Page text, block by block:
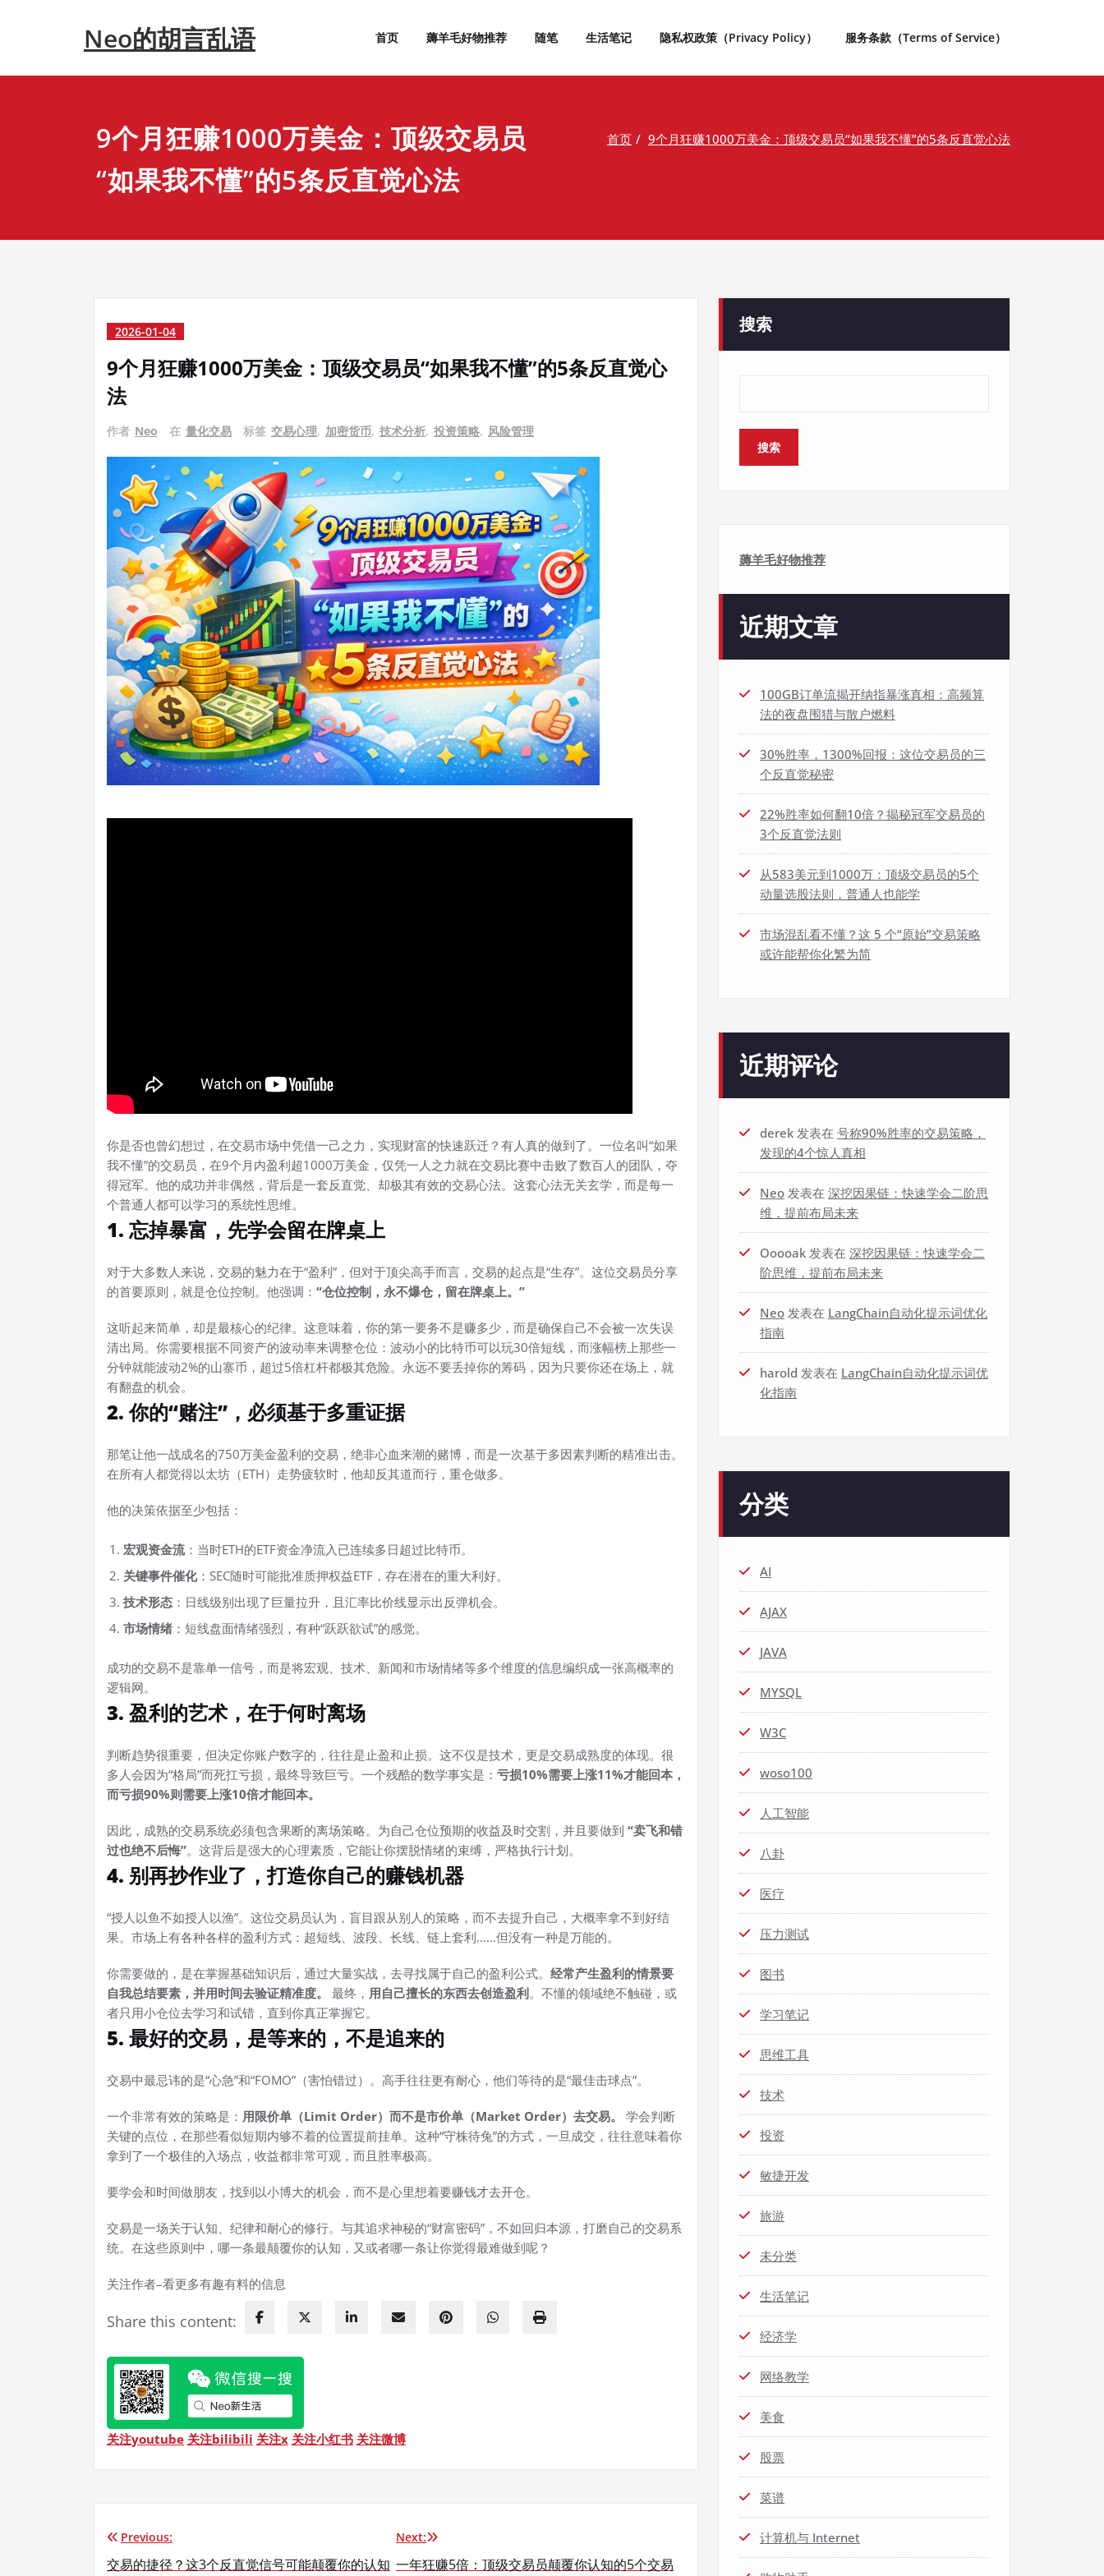
Neo的胡言乱语 首页 薅羊毛好物推荐 随笔 生活笔记 隐私权政策（Privacy Policy） 服务条款（Terms of Service）
9个月狂赚1000万美金：顶级交易员
“如果我不懂”的5条反直觉心法
首页 9个月狂赚1000万美金：顶级交易员“如果我不懂”的5条反直觉心法
2026-01-04
9个月狂赚1000万美金：顶级交易员“如果我不懂”的5条反直觉心
法
作者 Neo 在 量化交易 标签 交易心理, 加密货币, 技术分析, 投资策略, 风险管理
你是否也曾幻想过，在交易市场中凭借一己之力，实现财富的快速跃迁？有人真的做到了。一位名叫“如果
我不懂”的交易员，在9个月内盈利超1000万美金，仅凭一人之力就在交易比赛中击败了数百人的团队，夺
得冠军。他的成功并非偶然，背后是一套反直觉、却极其有效的交易心法。这套心法无关玄学，而是每一
个普通人都可以学习的系统性思维。
1. 忘掉暴富，先学会留在牌桌上
对于大多数人来说，交易的魅力在于“盈利”，但对于顶尖高手而言，交易的起点是“生存”。这位交易员分享
的首要原则，就是仓位控制。他强调： “仓位控制，永不爆仓，留在牌桌上。”
这听起来简单，却是最核心的纪律。这意味着，你的第一要务不是赚多少，而是确保自己不会被一次失误
清出局。你需要根据不同资产的波动率来调整仓位：波动小的比特币可以玩30倍短线，而涨幅榜上那些一
分钟就能波动2%的山寨币，超过5倍杠杆都极其危险。永远不要丢掉你的筹码，因为只要你还在场上，就
有翻盘的机会。
2. 你的“赌注”，必须基于多重证据
那笔让他一战成名的750万美金盈利的交易，绝非心血来潮的赌博，而是一次基于多因素判断的精准出击。
在所有人都觉得以太坊（ETH）走势疲软时，他却反其道而行，重仓做多。
他的决策依据至少包括：
宏观资金流：当时ETH的ETF资金净流入已连续多日超过比特币。
关键事件催化：SEC随时可能批准质押权益ETF，存在潜在的重大利好。
技术形态 ：日线级别出现了巨量拉升，且汇率比价线显示出反弹机会。
市场情绪 ：短线盘面情绪强烈，有种“跃跃欲试”的感觉。
成功的交易不是靠单一信号，而是将宏观、技术、新闻和市场情绪等多个维度的信息编织成一张高概率的
逻辑网。
3. 盈利的艺术，在于何时离场
判断趋势很重要，但决定你账户数字的，往往是止盈和止损。这不仅是技术，更是交易成熟度的体现。很
多人会因为“格局”而死扛亏损，最终导致巨亏。一个残酷的数学事实是： 亏损10%需要上涨11%才能回本，
而亏损90%则需要上涨10倍才能回本。
因此，成熟的交易系统必须包含果断的离场策略。为自己仓位预期的收益及时交割，并且要做到 “卖飞和错
过也绝不后悔”。这背后是强大的心理素质，它能让你摆脱情绪的束缚，严格执行计划。
4. 别再抄作业了，打造你自己的赚钱机器
“授人以鱼不如授人以渔”。这位交易员认为，盲目跟从别人的策略，而不去提升自己，大概率拿不到好结
果。市场上有各种各样的盈利方式：超短线、波段、长线、链上套利……但没有一种是万能的。
你需要做的，是在掌握基础知识后，通过大量实战，去寻找属于自己的盈利公式。 经常产生盈利的情景要
自我总结要素，并用时间去验证精准度。
最终， 用自己擅长的东西去创造盈利。不懂的领域绝不触碰，或
者只用小仓位去学习和试错，直到你真正掌握它。
5. 最好的交易，是等来的，不是追来的
交易中最忌讳的是“心急”和“FOMO”（害怕错过）。高手往往更有耐心，他们等待的是“最佳击球点”。
一个非常有效的策略是： 用限价单（Limit Order）而不是市价单（Market Order）去交易。
学会判断
关键的点位，在那些看似短期内够不着的位置提前挂单。这种“守株待兔”的方式，一旦成交，往往意味着你
拿到了一个极佳的入场点，收益都非常可观，而且胜率极高。
要学会和时间做朋友，找到以小博大的机会，而不是心里想着要赚钱才去开仓。
交易是一场关于认知、纪律和耐心的修行。与其追求神秘的“财富密码”，不如回归本源，打磨自己的交易系
统。在这些原则中，哪一条最颠覆你的认知，又或者哪一条让你觉得最难做到呢？
关注作者–看更多有趣有料的信息
Share this content:
关注youtube 关注bilibili 关注x 关注小红书 关注微博
文Previous:
交易的捷径？这3个反直觉信号可能颠覆你的认知
Next:
一年狂赚5倍：顶级交易员颠覆你认知的5个交易
搜索
搜索
薅羊毛好物推荐
近期文章
100GB订单流揭开纳指暴涨真相：高频算
法的夜盘围猎与散户燃料
30%胜率，1300%回报：这位交易员的三
个反直觉秘密
22%胜率如何翻10倍？揭秘冠军交易员的
3个反直觉法则
从583美元到1000万：顶级交易员的5个
动量选股法则，普通人也能学
市场混乱看不懂？这 5 个“原始”交易策略
或许能帮你化繁为简
近期评论
derek 发表在 号称90%胜率的交易策略，
发现的4个惊人真相
Neo 发表在 深挖因果链：快速学会二阶思
维，提前布局未来
Ooooak 发表在 深挖因果链：快速学会二
阶思维，提前布局未来
Neo 发表在 LangChain自动化提示词优化
指南
harold 发表在 LangChain自动化提示词优
化指南
分类
AI
AJAX
JAVA
MYSQL
W3C
woso100
人工智能
八卦
医疗
压力测试
图书
学习笔记
思维工具
技术
投资
敏捷开发
旅游
未分类
生活笔记
经济学
网络教学
美食
股票
菜谱
计算机与 Internet